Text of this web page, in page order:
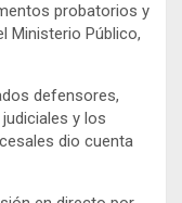
probatorios y
Ministerio Público,
defensores,
y los
dio cuenta